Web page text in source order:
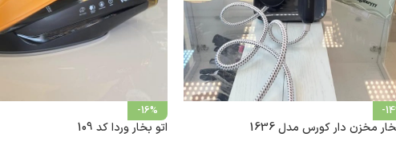
-
مخزن دار کورس مدل 1636
-16%
اتو بخار وردا کد 109